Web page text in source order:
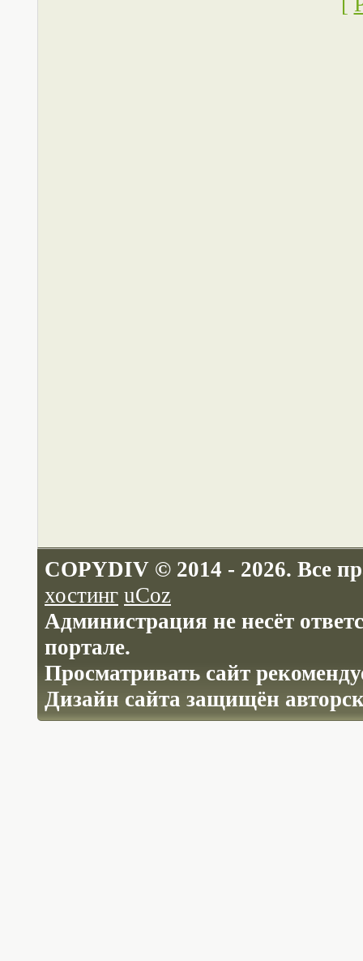
COPYDIV © 2014 - 2026. Все
хостинг uCoz
Администрация не несёт
портале.
Просматривать сайт
Дизайн сайта защищён